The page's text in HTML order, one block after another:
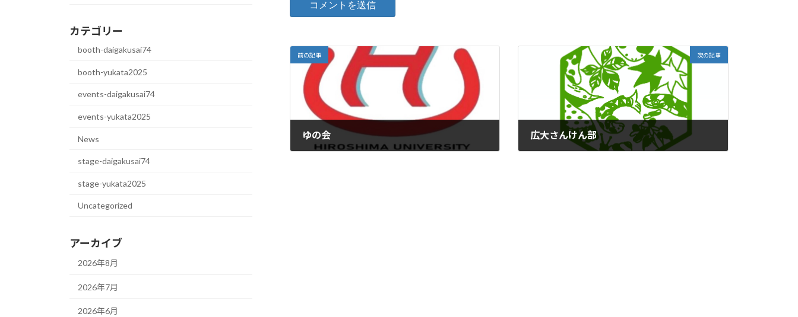
前の記事
ゆの会
次の記事
広大さんけん部
カテゴリー
booth-daigakusai74
booth-yukata2025
events-daigakusai74
events-yukata2025
News
stage-daigakusai74
stage-yukata2025
Uncategorized
アーカイブ
2026年8月
2026年7月
2026年6月